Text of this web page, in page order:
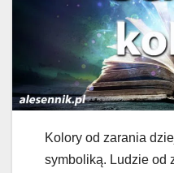
Kolory od zarania
symboliką. Ludzie od